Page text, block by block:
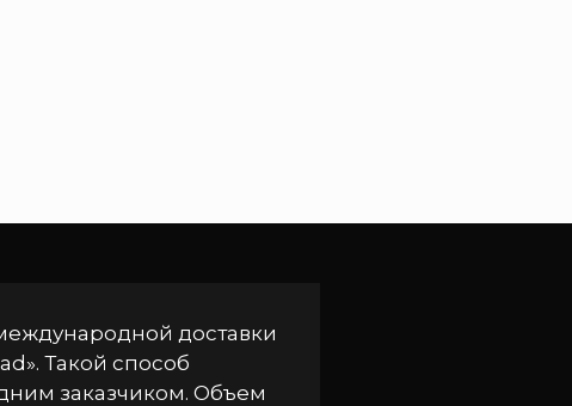
доставки
Такой способ
заказчиком. Объем